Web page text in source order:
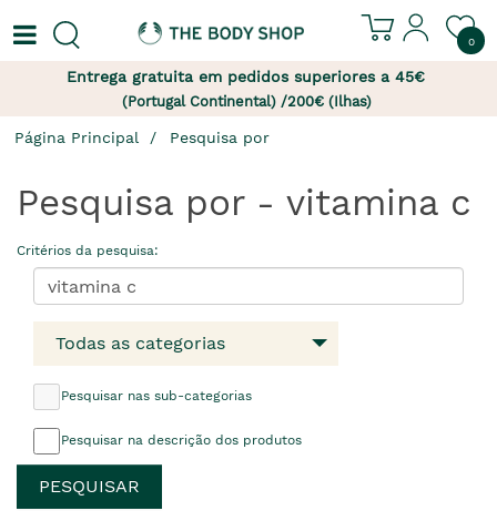
0
Entrega gratuita em pedidos superiores a 45€
(Portugal Continental) /200€ (Ilhas)
Página Principal Pesquisa por
Pesquisa por - vitamina c
Critérios da pesquisa:
Todas as categorias
Pesquisar nas sub-categorias
Pesquisar na descrição dos produtos